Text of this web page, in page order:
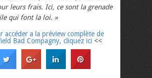
leurs frais. Ici, ce sont la grenade
qui font la loi. »
accéder a la préview complète de
Bad Compagny, cliquez ici <<